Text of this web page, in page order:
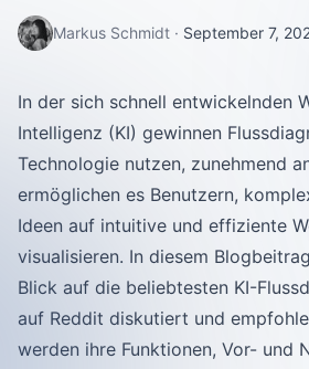
Markus Schmidt · September 7,
In der sich schnell entwickelnden
Intelligenz (KI) gewinnen
Technologie nutzen, zunehmend
ermöglichen es Benutzern,
Ideen auf intuitive und effiziente
visualisieren. In diesem
Blick auf die beliebtesten KI-
auf Reddit diskutiert und
werden ihre Funktionen, Vor- und